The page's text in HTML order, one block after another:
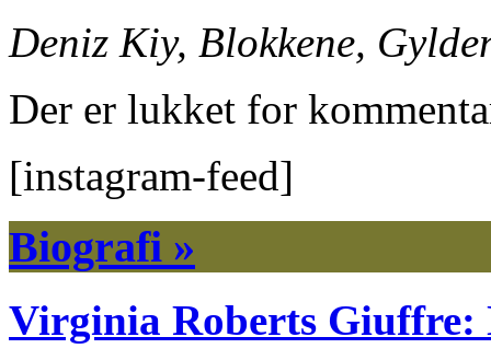
Deniz Kiy, Blokkene,
Der er lukket for
[instagram-feed]
Biografi »
Virginia Roberts Giuffre: